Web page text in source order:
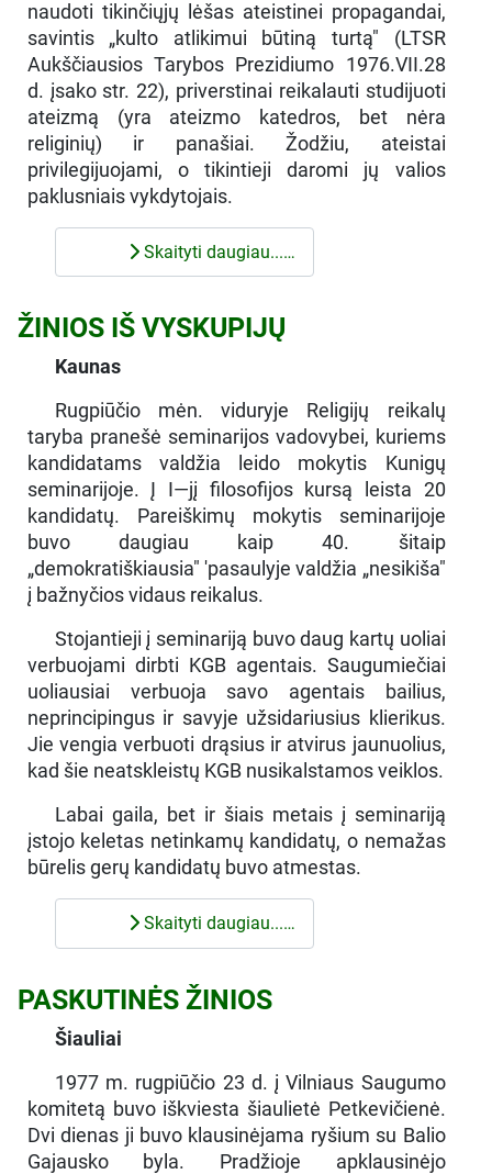
naudoti tikinčiųjų lėšas ateistinei propagandai,
savintis „kulto atlikimui būtiną turtą" (LTSR
Aukščiausios Tarybos Prezidiumo 1976.VII.28
d. įsako str. 22), priverstinai reikalauti studijuoti
ateizmą (yra ateizmo katedros, bet nėra
religinių) ir panašiai. Žodžiu, ateistai
privilegijuojami, o tikintieji daromi jų valios
paklusniais vykdytojais.
Skaityti daugiau...…
ŽINIOS IŠ VYSKUPIJŲ
Kaunas
Rugpiūčio mėn. viduryje Religijų reikalų
taryba pranešė seminarijos vadovybei, kuriems
kandidatams valdžia leido mokytis Kunigų
seminarijoje. Į I—jį filosofijos kursą leista 20
kandidatų. Pareiškimų mokytis seminarijoje
buvo daugiau kaip 40. šitaip
„demokratiškiausia" 'pasaulyje valdžia „nesikiša"
į bažnyčios vidaus reikalus.
Stojantieji į seminariją buvo daug kartų uoliai
verbuojami dirbti KGB agentais. Saugumiečiai
uoliausiai verbuoja savo agentais bailius,
neprincipingus ir savyje užsidariusius klierikus.
Jie vengia verbuoti drąsius ir atvirus jaunuolius,
kad šie neatskleistų KGB nusikalstamos veiklos.
Labai gaila, bet ir šiais metais į seminariją
įstojo keletas netinkamų kandidatų, o nemažas
būrelis gerų kandidatų buvo atmestas.
Skaityti daugiau...…
PASKUTINĖS ŽINIOS
Šiauliai
1977 m. rugpiūčio 23 d. į Vilniaus Saugumo
komitetą buvo iškviesta šiaulietė Petkevičienė.
Dvi dienas ji buvo klausinėjama ryšium su Balio
Gajausko byla. Pradžioje apklausinėjo